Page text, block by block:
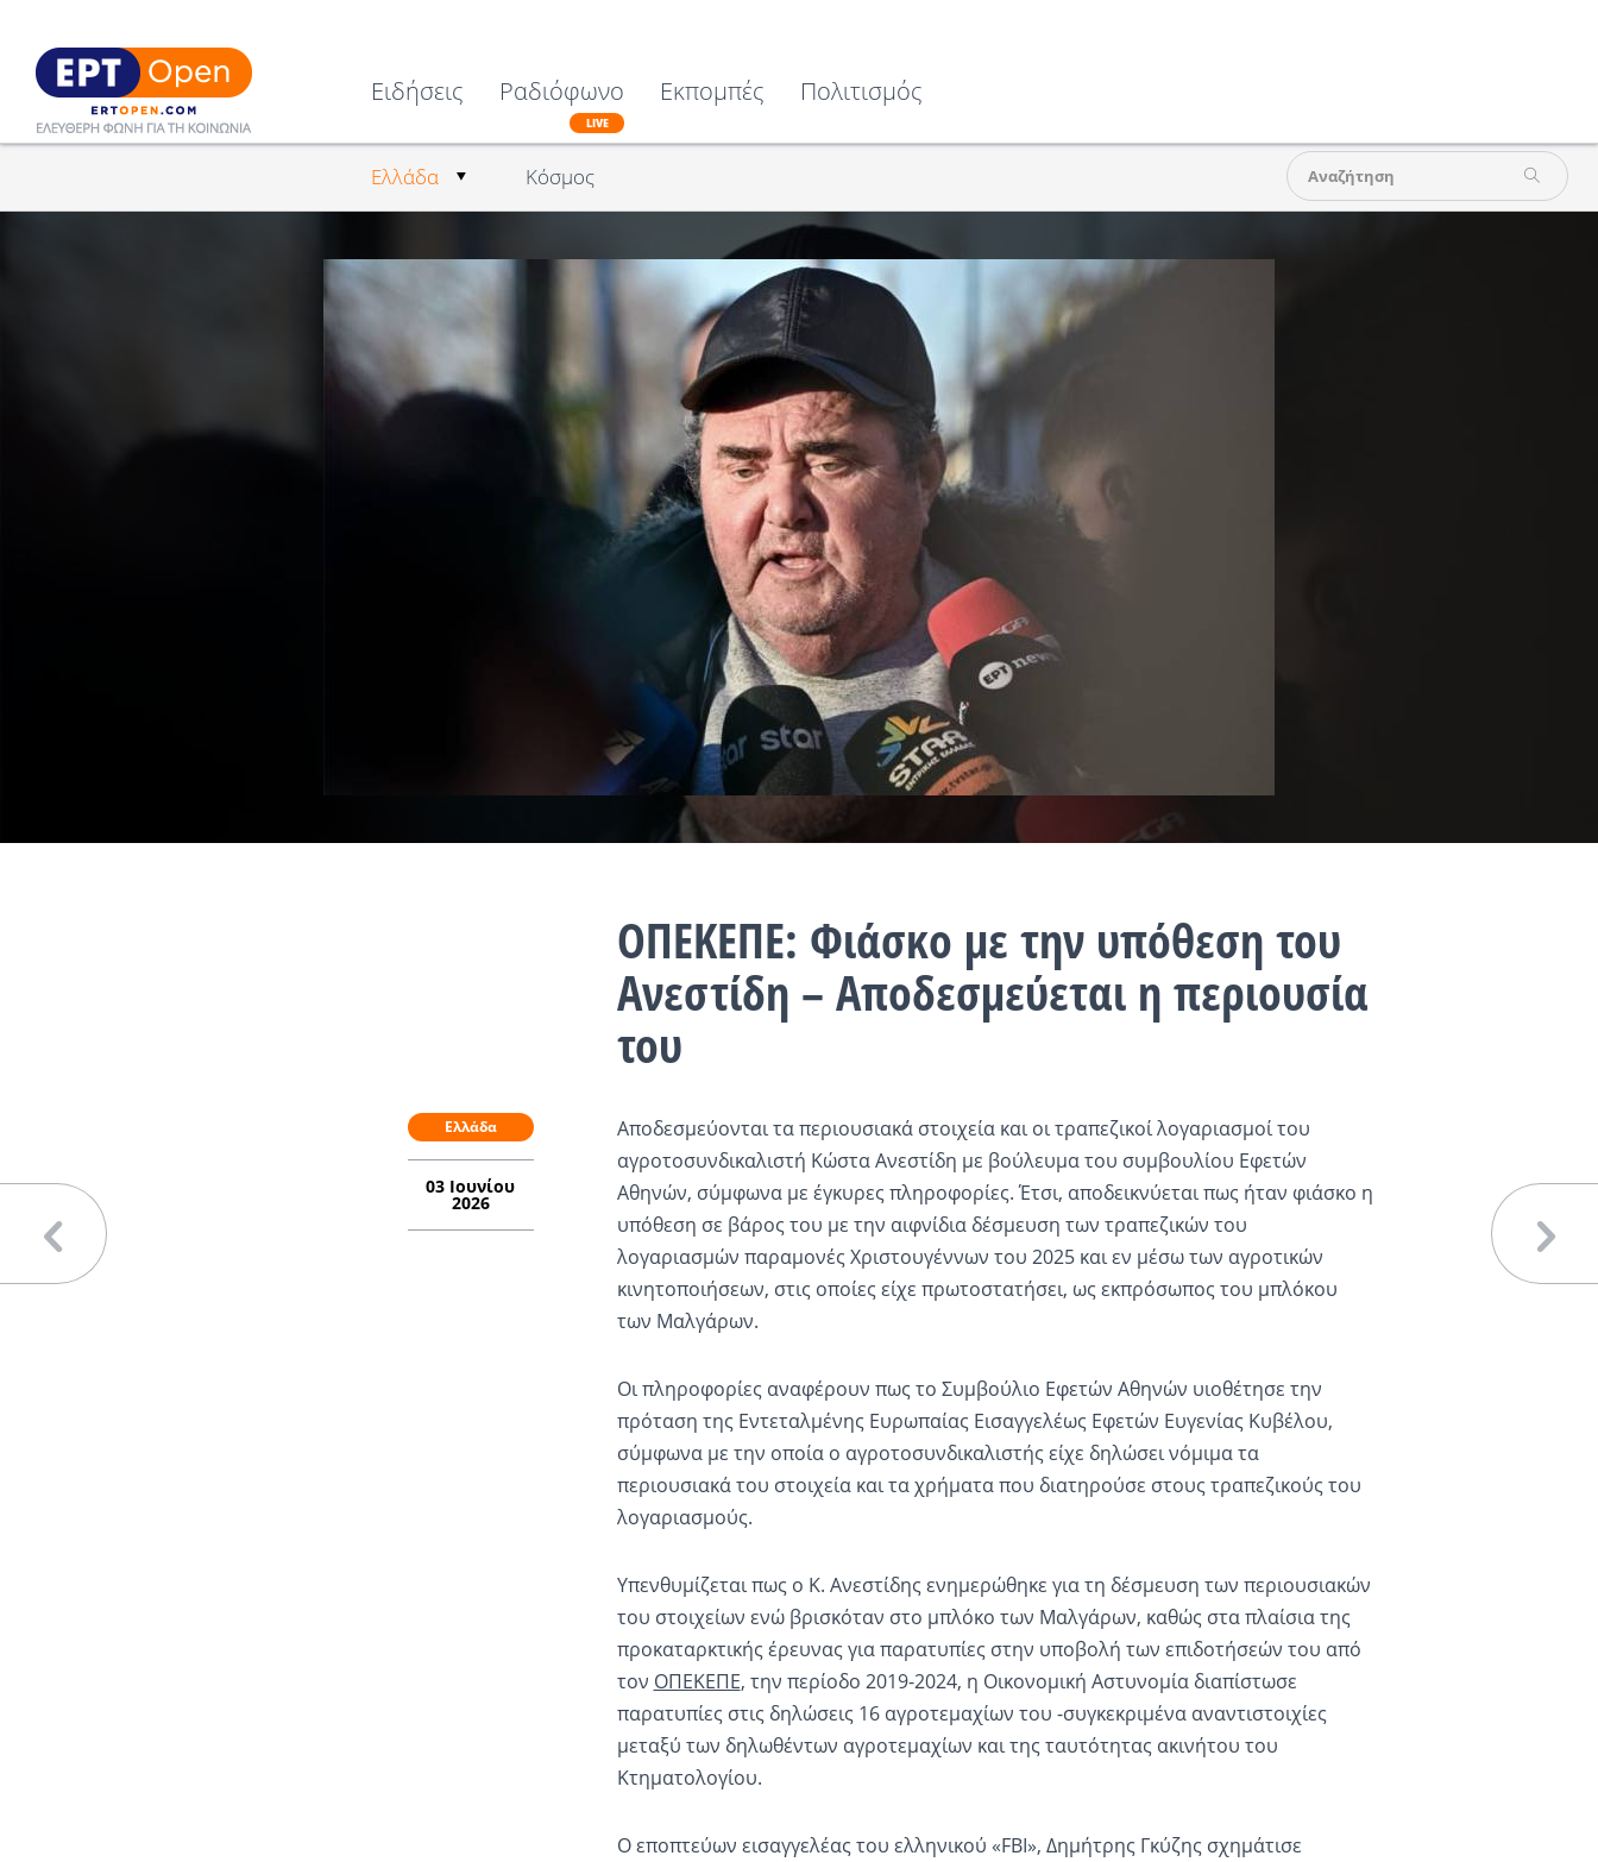
Ειδήσεις
Ελλάδα Κόσμος
Ραδιόφωνο
LIVE
Εκπομπές Πολιτισμός
ΟΠΕΚΕΠΕ: Φιάσκο με την υπόθεση του
Ανεστίδη – Αποδεσμεύεται η περιουσία
του
Ελλάδα
03 Ιουνίου
2026
Αποδεσμεύονται τα περιουσιακά στοιχεία και οι τραπεζικοί λογαριασμοί του
αγροτοσυνδικαλιστή Κώστα Ανεστίδη με βούλευμα του συμβουλίου Εφετών
Αθηνών, σύμφωνα με έγκυρες πληροφορίες. Έτσι, αποδεικνύεται πως ήταν φιάσκο η
υπόθεση σε βάρος του με την αιφνίδια δέσμευση των τραπεζικών του
λογαριασμών παραμονές Χριστουγέννων του 2025 και εν μέσω των αγροτικών
κινητοποιήσεων, στις οποίες είχε πρωτοστατήσει, ως εκπρόσωπος του μπλόκου
των Μαλγάρων.
Οι πληροφορίες αναφέρουν πως το Συμβούλιο Εφετών Αθηνών υιοθέτησε την
πρόταση της Εντεταλμένης Ευρωπαίας Εισαγγελέως Εφετών Ευγενίας Κυβέλου,
σύμφωνα με την οποία ο αγροτοσυνδικαλιστής είχε δηλώσει νόμιμα τα
περιουσιακά του στοιχεία και τα χρήματα που διατηρούσε στους τραπεζικούς του
λογαριασμούς.
Υπενθυμίζεται πως ο Κ. Ανεστίδης ενημερώθηκε για τη δέσμευση των περιουσιακών
του στοιχείων ενώ βρισκόταν στο μπλόκο των Μαλγάρων, καθώς στα πλαίσια της
προκαταρκτικής έρευνας για παρατυπίες στην υποβολή των επιδοτήσεών του από
τον ΟΠΕΚΕΠΕ, την περίοδο 2019-2024, η Οικονομική Αστυνομία διαπίστωσε
παρατυπίες στις δηλώσεις 16 αγροτεμαχίων του -συγκεκριμένα αναντιστοιχίες
μεταξύ των δηλωθέντων αγροτεμαχίων και της ταυτότητας ακινήτου του
Κτηματολογίου.
Ο εποπτεύων εισαγγελέας του ελληνικού «FBI», Δημήτρης Γκύζης σχημάτισε